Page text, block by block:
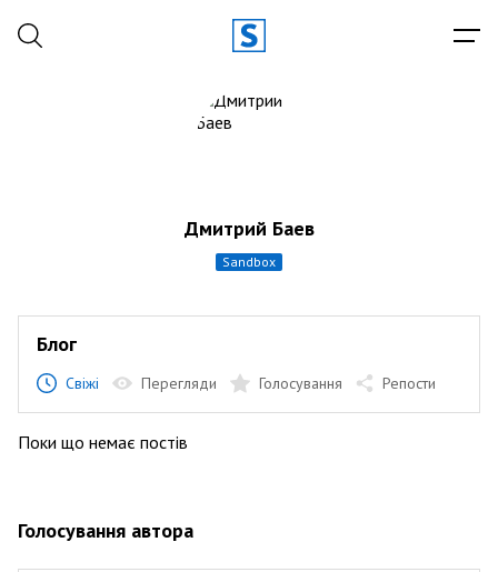
Дмитрий Баев
sandbox
Блог
Свіжі Перегляди Голосування Репости
Поки що немає постів
Голосування автора